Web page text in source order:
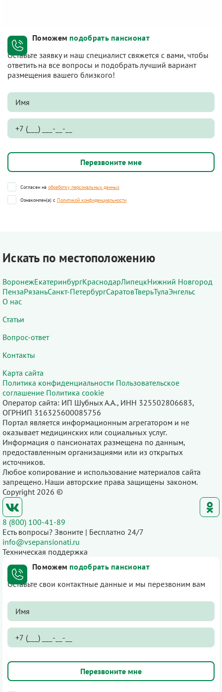
Поможем подобрать пансионат
Оставьте заявку и наш специалист свяжется с вами, чтобы
ответить на все вопросы и подобрать лучший вариант
размещения вашего близкого!
Согласен на обработку персональных данных
Ознакомлен(а) с Политикой конфиденциальности
Искать по местоположению
ВоронежЕкатеринбургКраснодарЛипецкНижний Новгород
ПензаРязаньСанкт-ПетербургСаратовТверьТулаЭнгельс
О нас
Статьи
Вопрос-ответ
Контакты
Карта сайта
Политика конфиденциальности Пользовательское
соглашение Политика cookie
Оператор сайта: ИП Шубных А.А., ИНН 325502806683,
ОГРНИП 316325600085756
Портал является информационным агрегатором и не
оказывает медицинских или социальных услуг.
Информация о пансионатах размещена по данным,
предоставленным организациями или из открытых
источников.
Любое копирование и использование материалов сайта
запрещено. Наши авторские права защищены законом.
Copyright 2026 ©
8 (800) 100-41-89
Есть вопросы? Звоните | Бесплатно 24/7
info@vsepansionati.ru
Техническая поддержка
Поможем подобрать пансионат
Оставьте свои контактные данные и мы перезвоним вам